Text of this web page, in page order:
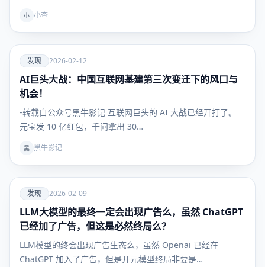
小 小查
爱
发现
发现 2026-02-12
AI巨头大战：中国互联网基建第三次变迁下的风口与
机会！
-转载自公众号黑牛影记 互联网巨头的 AI 大战已经开打了。
元宝发 10 亿红包，千问拿出 30…
黑 黑牛影记
爱
发现
发现 2026-02-09
LLM大模型的最终一定会出现广告么，虽然 ChatGPT
已经加了广告，但这是必然终局么？
LLM模型的终会出现广告生态么，虽然 Openai 已经在
ChatGPT 加入了广告，但是开元模型终局非要是…